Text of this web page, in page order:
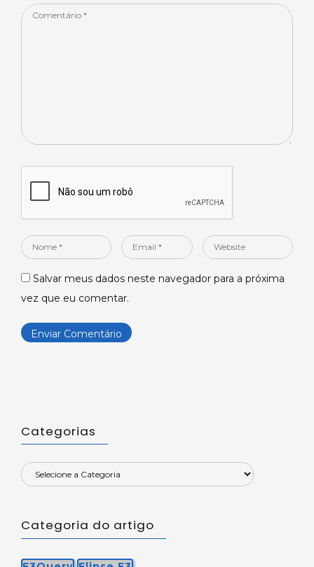
Comentário
Nome
Email
Website
Salvar meus dados neste navegador para a próxima
vez que eu comentar.
Categorias
Categoria do artigo